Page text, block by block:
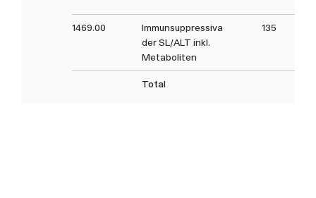
1469.00
Immunsuppressiva
der SL/ALT inkl.
Metaboliten
135
Total